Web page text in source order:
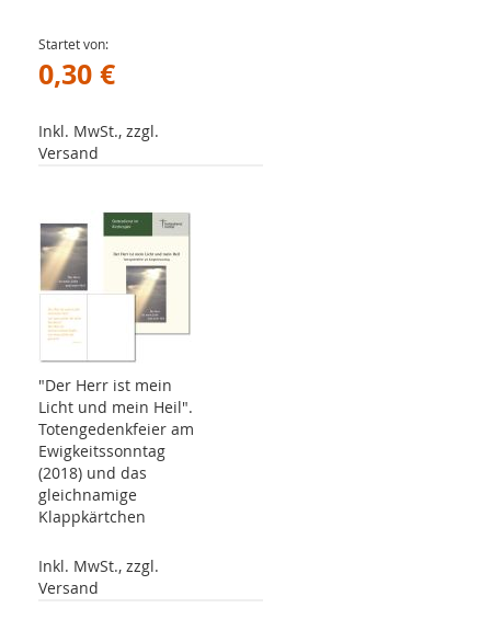
Startet von
0,30 €
Inkl. MwSt., zzgl.
Versand
"Der Herr ist mein
Licht und mein Heil".
Totengedenkfeier am
Ewigkeitssonntag
(2018) und das
gleichnamige
Klappkärtchen
Inkl. MwSt., zzgl.
Versand